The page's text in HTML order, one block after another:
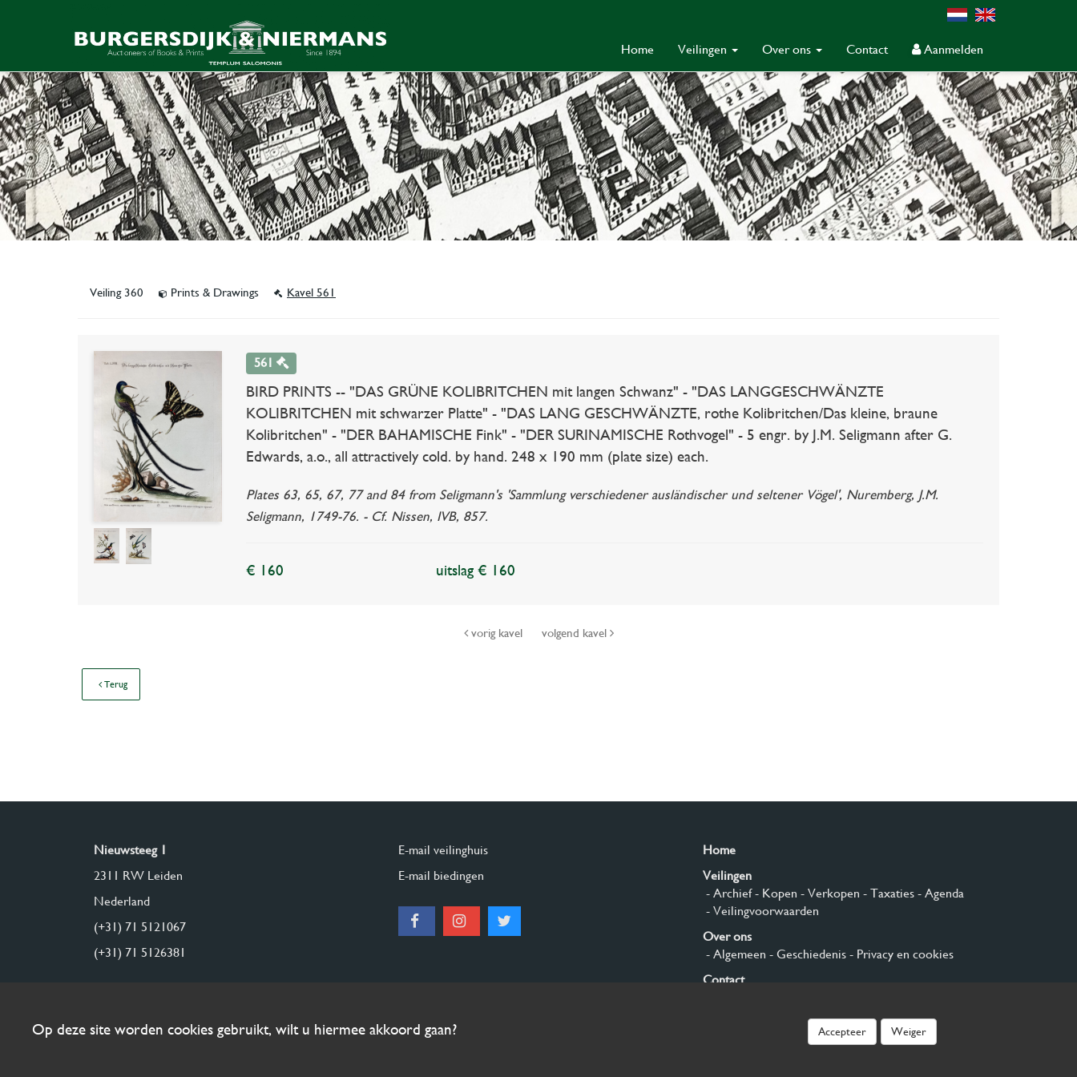
Home Veilingen Over ons Contact Aanmelden
Veiling 360 Prints & Drawings Kavel 561
561
BIRD PRINTS -- "DAS GRÜNE KOLIBRITCHEN mit langen Schwanz" - "DAS LANGGESCHWÄNZTE
KOLIBRITCHEN mit schwarzer Platte" - "DAS LANG GESCHWÄNZTE, rothe Kolibritchen/Das kleine, braune
Kolibritchen" - "DER BAHAMISCHE Fink" - "DER SURINAMISCHE Rothvogel" - 5 engr. by J.M. Seligmann after G.
Edwards, a.o., all attractively cold. by hand. 248 x 190 mm (plate size) each.
Plates 63, 65, 67, 77 and 84 from Seligmann's 'Sammlung verschiedener ausländischer und seltener Vögel', Nuremberg, J.M.
Seligmann, 1749-76. - Cf. Nissen, IVB, 857.
€ 160 uitslag € 160
vorig kavel volgend kavel
Terug
Nieuwsteeg 1
2311 RW Leiden
Nederland
(+31) 71 5121067
(+31) 71 5126381
E-mail veilinghuis
E-mail biedingen
Home
Veilingen
- Archief- Kopen - Verkopen - Taxaties- Agenda
- Veilingvoorwaarden
Over ons
- Algemeen - Geschiedenis- Privacy en cookies
Contact
Op deze site worden cookies gebruikt, wilt u hiermee akkoord gaan? Accepteer Weiger